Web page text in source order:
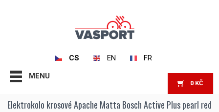
CS EN FR
MENU
0 KČ
Elektrokolo krosové Apache Matta Bosch Active Plus pearl red